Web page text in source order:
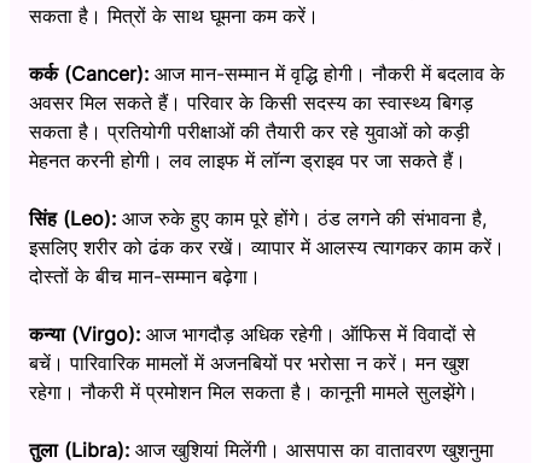
सकता है। मित्रों के साथ घूमना कम करें।
कर्क (Cancer): आज मान-सम्मान में वृद्धि होगी। नौकरी में बदलाव के
अवसर मिल सकते हैं। परिवार के किसी सदस्य का स्वास्थ्य बिगड़
सकता है। प्रतियोगी परीक्षाओं की तैयारी कर रहे युवाओं को कड़ी
मेहनत करनी होगी। लव लाइफ में लॉन्ग ड्राइव पर जा सकते हैं।
सिंह (Leo): आज रुके हुए काम पूरे होंगे। ठंड लगने की संभावना है,
इसलिए शरीर को ढंक कर रखें। व्यापार में आलस्य त्यागकर काम करें।
दोस्तों के बीच मान-सम्मान बढ़ेगा।
कन्या (Virgo): आज भागदौड़ अधिक रहेगी। ऑफिस में विवादों से
बचें। पारिवारिक मामलों में अजनबियों पर भरोसा न करें। मन खुश
रहेगा। नौकरी में प्रमोशन मिल सकता है। कानूनी मामले सुलझेंगे।
तुला (Libra): आज खुशियां मिलेंगी। आसपास का वातावरण खुशनुमा